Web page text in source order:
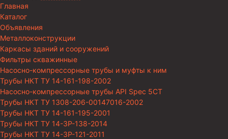
Главная
Каталог
Объявления
Металлоконструкции
Каркасы зданий и сооружений
Фильтры скважинные
Насосно-компрессорные трубы и муфты к ним
Трубы НКТ ТУ 14-161-198-2002
Насосно-компрессорные трубы API Spec 5CT
Трубы НКТ ТУ 1308-206-00147016-2002
Трубы НКТ ТУ 14-161-195-2001
Трубы НКТ ТУ 14-3Р-138-2014
Трубы НКТ ТУ 14-3Р-121-2011